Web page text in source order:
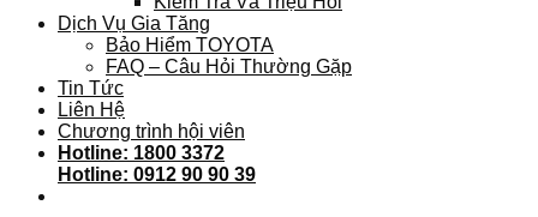
Dịch Vụ Gia Tăng
Bảo Hiểm TOYOTA
FAQ – Câu Hỏi Thường Gặp
Tin Tức
Liên Hệ
Chương trình hội viên
Hotline: 1800 3372
Hotline: 0912 90 90 39